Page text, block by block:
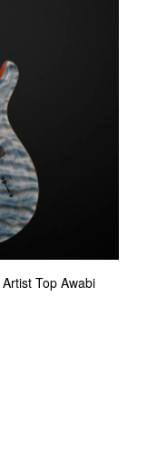
Top Awabi